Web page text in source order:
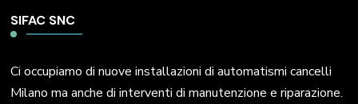
SIFAC SNC
Ci occupiamo di nuove installazioni di automatismi cancelli
Milano ma anche di interventi di manutenzione e riparazione.